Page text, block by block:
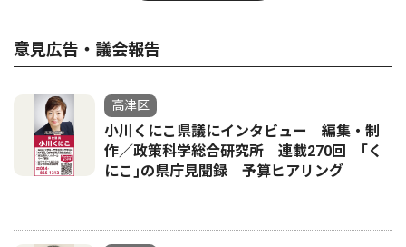
意見広告・議会報告
高津区
小川くにこ県議にインタビュー 編集・制
作／政策科学総合研究所 連載270回 ｢く
にこ｣の県庁見聞録 予算ヒアリング